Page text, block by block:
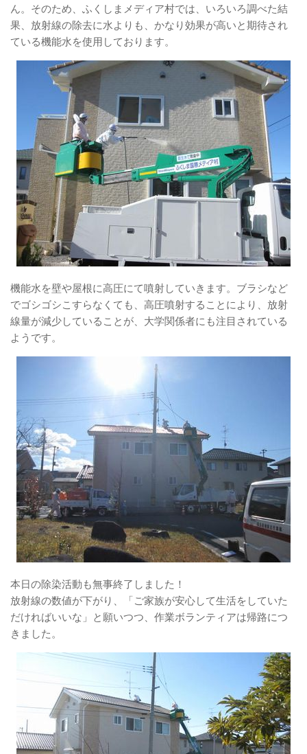
ん。そのため、ふくしまメディア村では、いろいろ調べた結
果、放射線の除去に水よりも、かなり効果が高いと期待され
ている機能水を使用しております。
機能水を壁や屋根に高圧にて噴射していきます。ブラシなど
でゴシゴシこすらなくても、高圧噴射することにより、放射
線量が減少していることが、大学関係者にも注目されている
ようです。
本日の除染活動も無事終了しました！
放射線の数値が下がり、「ご家族が安心して生活をしていた
だければいいな」と願いつつ、作業ボランティアは帰路につ
きました。